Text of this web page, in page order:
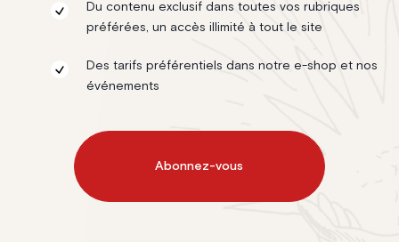
Du contenu exclusif dans toutes vos rubriques
préférées, un accès illimité à tout le site
Des tarifs préférentiels dans notre e-shop et nos
événements
Abonnez-vous